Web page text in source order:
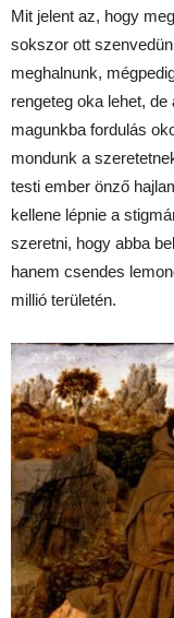
Mit jelent az, hogy
sokszor ott
meghalnunk,
rengeteg oka lehet,
magunkba fordulás
mondunk a
testi ember önző
kellene lépnie a
szeretni, hogy abba
hanem csendes
millió területén.